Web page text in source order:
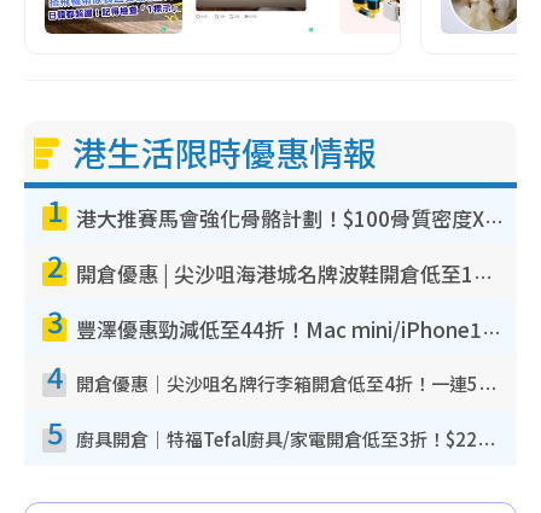
港生活限時優惠情報
1 港大推賽馬會強化骨骼計劃！$100骨質密度X光檢查 完成免費運動訓練送超市禮券！附參加資格
2 開倉優惠 | 尖沙咀海港城名牌波鞋開倉低至1折！On鞋$899起／Joy&Peace鞋履$98起
3 豐澤優惠勁減低至44折！Mac mini/iPhone17Pro大減價！廚房家電$220起
4 開倉優惠｜尖沙咀名牌行李箱開倉低至4折！一連5日 American Tourister/ace./Hallmark $200起！
5 廚具開倉｜特福Tefal廚具/家電開倉低至3折！$220起買平底鍋/炒鑊/湯煲！電飯煲/吸塵機/燙斗$418起